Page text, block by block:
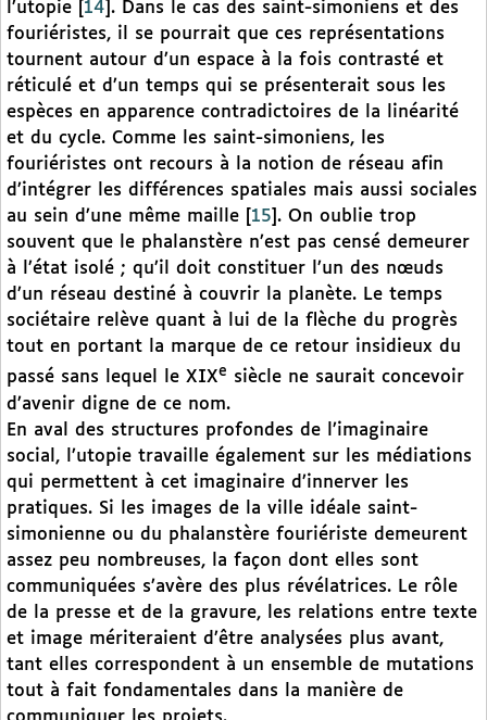
l’utopie 14 . Dans le cas des saint-simoniens et des
fouriéristes, il se pourrait que ces représentations
tournent autour d’un espace à la fois contrasté et
réticulé et d’un temps qui se présenterait sous les
espèces en apparence contradictoires de la linéarité
et du cycle. Comme les saint-simoniens, les
fouriéristes ont recours à la notion de réseau afin
d’intégrer les différences spatiales mais aussi sociales
au sein d’une même maille
15 . On oublie trop
souvent que le phalanstère n’est pas censé demeurer
à l’état isolé ; qu’il doit constituer l’un des nœuds
d’un réseau destiné à couvrir la planète. Le temps
sociétaire relève quant à lui de la flèche du progrès
tout en portant la marque de ce retour insidieux du
passé sans lequel le XIXe siècle ne saurait concevoir
d’avenir digne de ce nom.
En aval des structures profondes de l’imaginaire
social, l’utopie travaille également sur les médiations
qui permettent à cet imaginaire d’innerver les
pratiques. Si les images de la ville idéale saint-
simonienne ou du phalanstère fouriériste demeurent
assez peu nombreuses, la façon dont elles sont
communiquées s’avère des plus révélatrices. Le rôle
de la presse et de la gravure, les relations entre texte
et image mériteraient d’être analysées plus avant,
tant elles correspondent à un ensemble de mutations
tout à fait fondamentales dans la manière de